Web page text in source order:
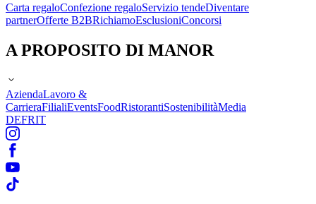
Carta regaloConfezione regaloServizio tendeDiventare
partnerOfferte B2BRichiamoEsclusioniConcorsi
A PROPOSITO DI MANOR
AziendaLavoro &
CarrieraFilialiEventsFoodRistorantiSostenibilitàMedia
DEFRIT